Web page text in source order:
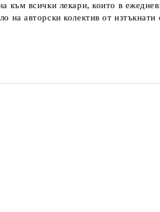
всички лекари, които в
авторски колектив от